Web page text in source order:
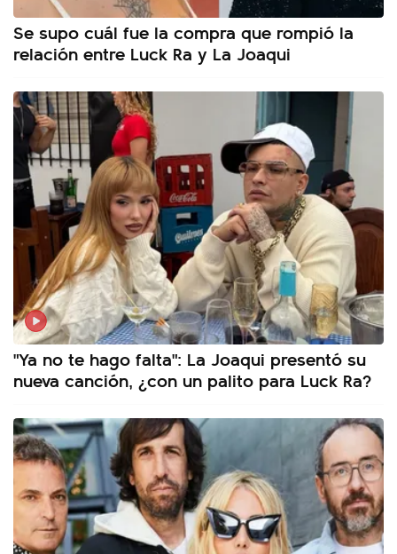
Se supo cuál fue la compra que rompió la
relación entre Luck Ra y La Joaqui
"Ya no te hago falta": La Joaqui presentó su
nueva canción, ¿con un palito para Luck Ra?